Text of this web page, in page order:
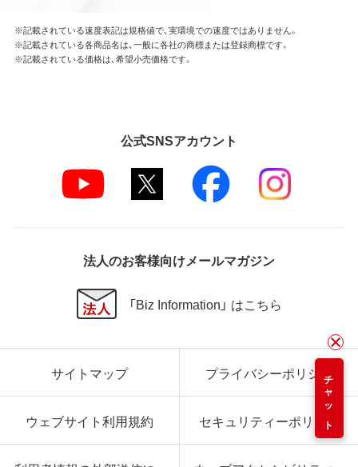
チャット
※記載されている速度表記は規格値で、実環境での速度ではありません。
※記載されている各商品名は、一般に各社の商標または登録商標です。
※記載されている価格は、希望小売価格です。
公式SNSアカウント
法人のお客様向けメールマガジン
「Biz Information」 はこちら
サイトマップ プライバシーポリシー
ウェブサイト利用規約 セキュリティーポリシー